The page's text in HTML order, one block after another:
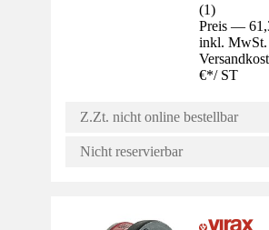
(1)
Preis —
inkl. MwSt.
€*/ ST
Z.Zt. nicht online bestellbar
Nicht reservierbar